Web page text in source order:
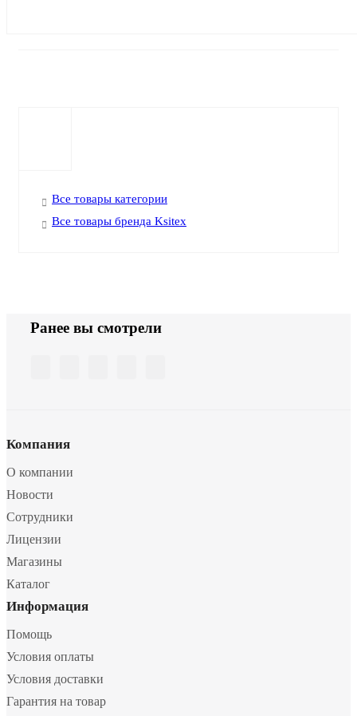
Все товары категории
Все товары бренда Ksitex
Ранее вы смотрели
Компания
О компании
Новости
Сотрудники
Лицензии
Магазины
Каталог
Информация
Помощь
Условия оплаты
Условия доставки
Гарантия на товар